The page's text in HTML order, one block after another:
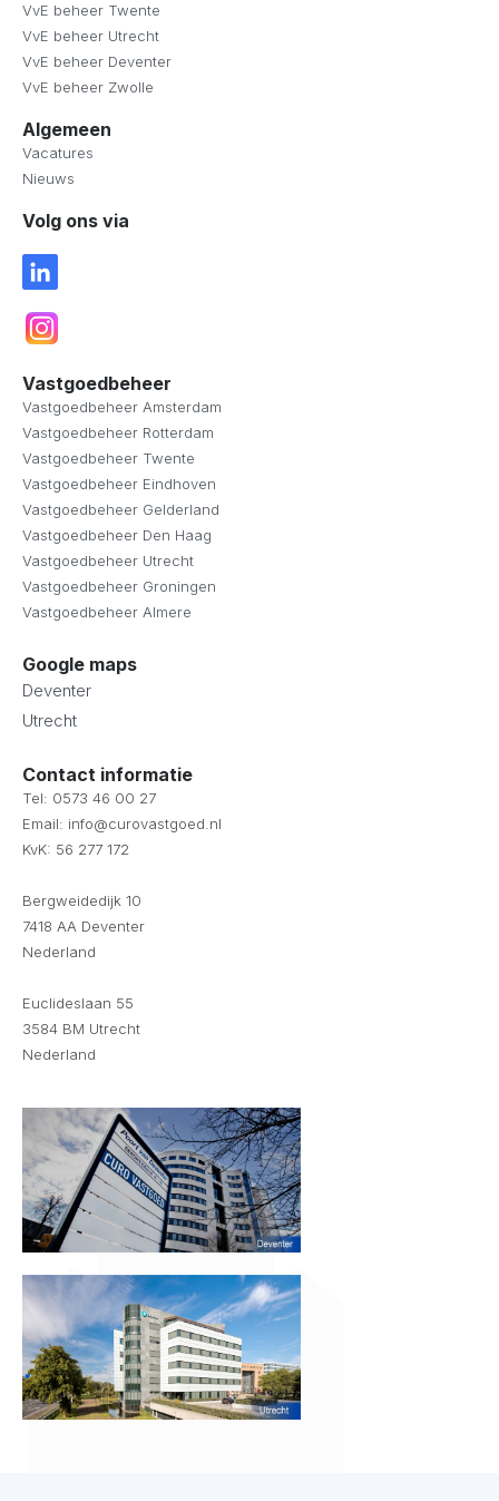
VvE beheer Twente
VvE beheer Utrecht
VvE beheer Deventer
VvE beheer Zwolle
Algemeen
Vacatures
Nieuws
Volg ons via
Vastgoedbeheer
Vastgoedbeheer Amsterdam
Vastgoedbeheer Rotterdam
Vastgoedbeheer Twente
Vastgoedbeheer Eindhoven
Vastgoedbeheer Gelderland
Vastgoedbeheer Den Haag
Vastgoedbeheer Utrecht
Vastgoedbeheer Groningen
Vastgoedbeheer Almere
Google maps
Deventer
Utrecht
Contact informatie
Tel: 0573 46 00 27
Email: info@curovastgoed.nl
KvK: 56 277 172
Bergweidedijk 10
7418 AA Deventer
Nederland
Euclideslaan 55
3584 BM Utrecht
Nederland